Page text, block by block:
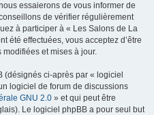
essaierons de vous informer de
de vérifier régulièrement
à participer à « Les Salons de La
été effectuées, vous acceptez d’être
et mises à jour.
(désignés ci-après par « logiciel
logiciel de forum de discussions
GNU 2.0 » et qui peut être
Le logiciel phpBB a pour seul but